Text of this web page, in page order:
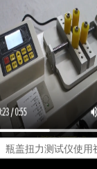
瓶盖扭力测试仪使用